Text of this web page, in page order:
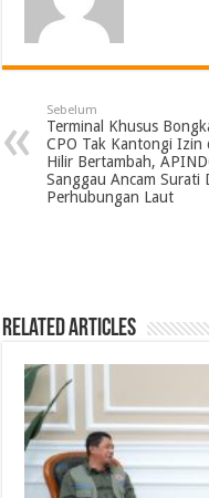
Sebelum
Terminal Khusus
CPO Tak Kantongi Izin
Hilir Bertambah,
Sanggau Ancam Surati
Perhubungan Laut
Related Articles